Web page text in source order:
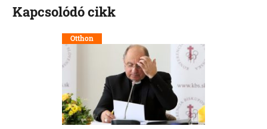
Kapcsolódó cikk
Otthon